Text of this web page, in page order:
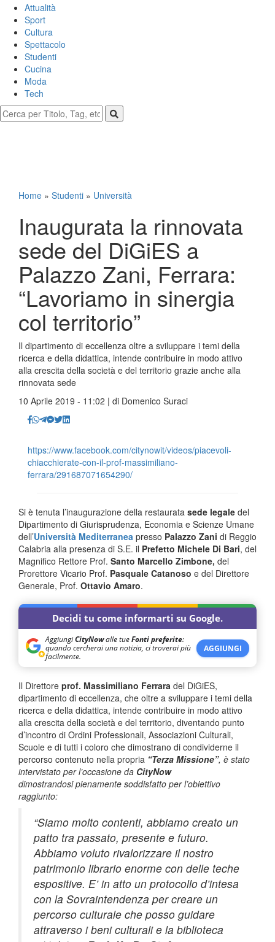
Attualità
Sport
Cultura
Spettacolo
Studenti
Cucina
Moda
Tech
Home » Studenti » Università
Inaugurata la rinnovata
sede del DiGiES a
Palazzo Zani, Ferrara:
“Lavoriamo in sinergia
col territorio”
Il dipartimento di eccellenza oltre a sviluppare i temi della
ricerca e della didattica, intende contribuire in modo attivo
alla crescita della società e del territorio grazie anche alla
rinnovata sede
10 Aprile 2019 - 11:02 | di Domenico Suraci
https://www.facebook.com/citynowit/videos/piacevoli-
chiacchierate-con-il-prof-massimiliano-
ferrara/291687071654290/
Si è tenuta l’inaugurazione della restaurata sede legale del
Dipartimento di Giurisprudenza, Economia e Scienze Umane
dell’Università Mediterranea presso Palazzo Zani di Reggio
Calabria alla presenza di S.E. il Prefetto Michele Di Bari, del
Magnifico Rettore Prof. Santo Marcello Zimbone, del
Prorettore Vicario Prof. Pasquale Catanoso e del Direttore
Generale, Prof. Ottavio Amaro.
Decidi tu come informarti su Google.
AggiungiCityNowalle tueFonti preferite:
quando cercherai una notizia, ci troverai più
facilmente.
AGGIUNGI
Il Direttore prof. Massimiliano Ferrara del DiGiES,
dipartimento di eccellenza, che oltre a sviluppare i temi della
ricerca e della didattica, intende contribuire in modo attivo
alla crescita della società e del territorio, diventando punto
d’incontro di Ordini Professionali, Associazioni Culturali,
Scuole e di tutti i coloro che dimostrano di condividerne il
percorso contenuto nella propria “Terza Missione”, è stato
intervistato per l’occasione da CityNow
dimostrandosi pienamente soddisfatto per l’obiettivo
raggiunto:
“Siamo molto contenti, abbiamo creato un
patto tra passato, presente e futuro.
Abbiamo voluto rivalorizzare il nostro
patrimonio librario enorme con delle teche
espositive. E’ in atto un protocollo d’intesa
con la Sovraintendenza per creare un
percorso culturale che posso guidare
attraverso i beni culturali e la biblioteca